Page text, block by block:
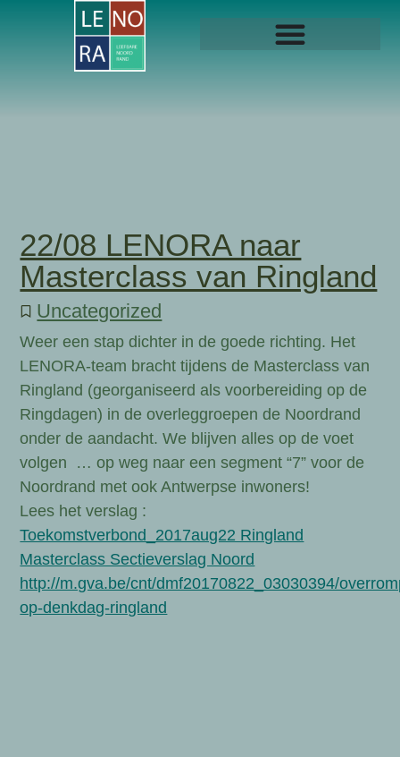
22/08 LENORA naar
Masterclass van Ringland
Uncategorized
Weer een stap dichter in de goede richting. Het
LENORA-team bracht tijdens de Masterclass van
Ringland (georganiseerd als voorbereiding op de
Ringdagen) in de overleggroepen de Noordrand
onder de aandacht. We blijven alles op de voet
volgen … op weg naar een segment “7” voor de
Noordrand met ook Antwerpse inwoners!
Lees het verslag :
Toekomstverbond_2017aug22 Ringland
Masterclass Sectieverslag Noord
http://m.gva.be/cnt/dmf20170822_03030394/
op-denkdag-ringland